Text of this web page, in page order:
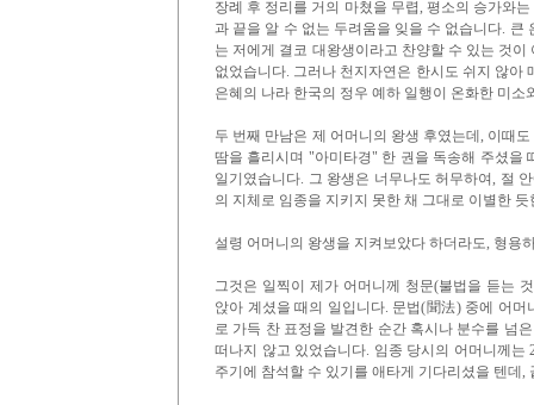
장례 후 정리를 거의 마쳤을 무렵, 평소의 승가와
과 끝을 알 수 없는 두려움을 잊을 수 없습니다.
는 저에게 결코 대왕생이라고 찬양할 수 있는 것
없었습니다. 그러나 천지자연은 한시도 쉬지 않아
은혜의 나라 한국의 정우 예하 일행이 온화한 미
두 번째 만남은 제 어머니의 왕생 후였는데, 이때
땀을 흘리시며 "아미타경" 한 권을 독송해 주셨을
일기였습니다. 그 왕생은 너무나도 허무하여, 절
의 지체로 임종을 지키지 못한 채 그대로 이별한
설령 어머니의 왕생을 지켜보았다 하더라도, 형용
그것은 일찍이 제가 어머니께 청문(불법을 듣는
앉아 계셨을 때의 일입니다. 문법(聞法) 중에 어
로 가득 찬 표정을 발견한 순간 혹시나 분수를 넘
떠나지 않고 있었습니다. 임종 당시의 어머니께는
주기에 참석할 수 있기를 애타게 기다리셨을 텐데